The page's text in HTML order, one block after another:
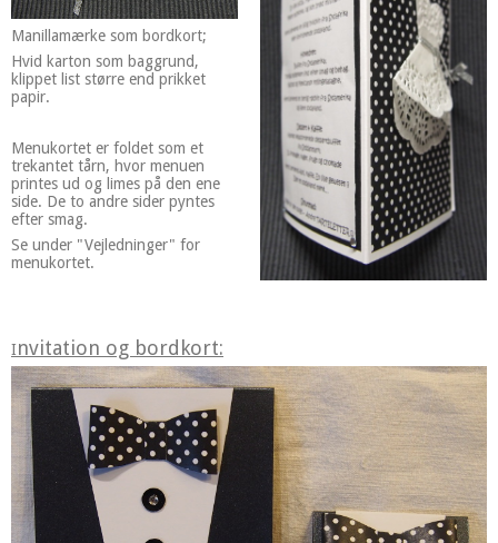
Manillamærke som bordkort;
Hvid karton som baggrund,
klippet list større end prikket
papir.
Menukortet er foldet som et
trekantet tårn, hvor menuen
printes ud og limes på den ene
side. De to andre sider pyntes
efter smag.
Se under "Vejledninger" for
menukortet.
Invitation og bordkort: